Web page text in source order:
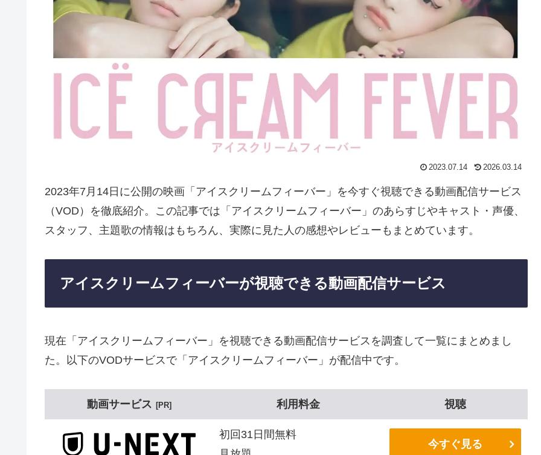
2023.07.14 2026.03.14
2023年7月14日に公開の映画「アイスクリームフィーバー」を今すぐ視聴できる動画配信サービス
（VOD）を徹底紹介。この記事では「アイスクリームフィーバー」のあらすじやキャスト・声優、
スタッフ、主題歌の情報はもちろん、実際に見た人の感想やレビューもまとめています。
アイスクリームフィーバーが視聴できる動画配信サービス
現在「アイスクリームフィーバー」を視聴できる動画配信サービスを調査して一覧にまとめまし
た。以下のVODサービスで「アイスクリームフィーバー」が配信中です。
動画サービス PR 利用料金 視聴
初回31日間無料
今すぐ見る